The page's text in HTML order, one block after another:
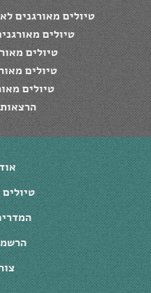
טיולים מאורגנים
טיולים
טיולים
טיולים
טיולים